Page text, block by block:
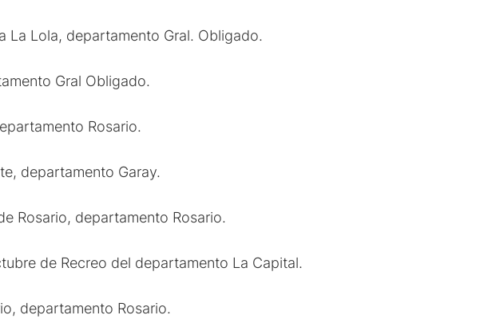
La Lola, departamento Gral. Obligado.
Gral Obligado.
Rosario.
departamento Garay.
Rosario, departamento Rosario.
de Recreo del departamento La Capital.
departamento Rosario.